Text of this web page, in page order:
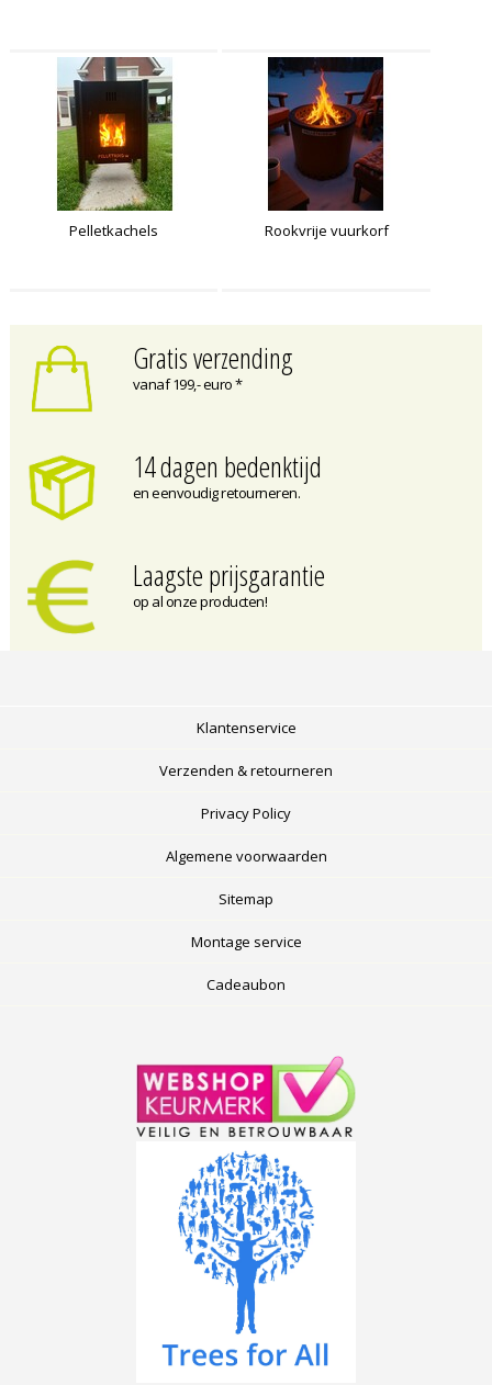
Pelletkachels Rookvrije vuurkorf
Gratis verzending
vanaf 199,- euro *
14 dagen bedenktijd
en eenvoudig retourneren.
Laagste prijsgarantie
op al onze producten!
Klantenservice
Verzenden & retourneren
Privacy Policy
Algemene voorwaarden
Sitemap
Montage service
Cadeaubon